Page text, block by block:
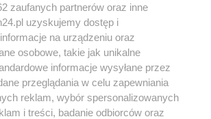
zaufanych partnerów oraz inne
uzyskujemy dostęp i
na urządzeniu oraz
osobowe, takie jak unikalne
informacje wysyłane przez
przeglądania w celu zapewniania
reklam, wybór spersonalizowanych
i treści, badanie odbiorców oraz